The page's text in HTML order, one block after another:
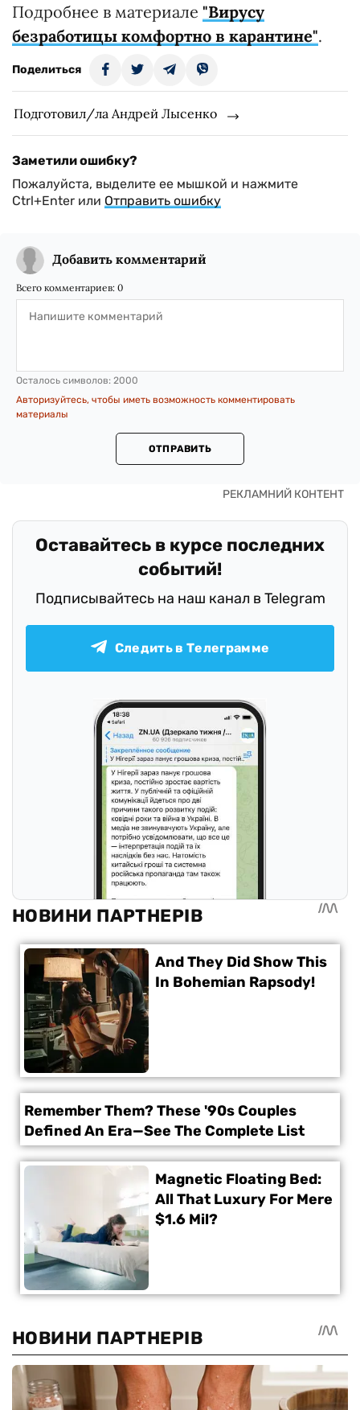
Подробнее в материале "Вирусу
безработицы комфортно в карантине".
Поделиться
Подготовил/ла Андрей Лысенко
Заметили ошибку?
Пожалуйста, выделите ее мышкой и нажмите
Ctrl+Enter или Отправить ошибку
Добавить комментарий
Всего комментариев: 0
Осталось символов: 2000
Авторизуйтесь, чтобы иметь возможность комментировать
материалы
ОТПРАВИТЬ
Оставайтесь в курсе последних
событий!
Подписывайтесь на наш канал в Telegram
Следить в Телеграмме